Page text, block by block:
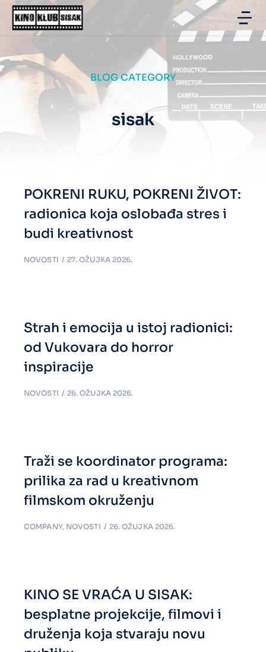
BLOG CATEGORY
sisak
POKRENI RUKU, POKRENI ŽIVOT:
radionica koja oslobađa stres i
budi kreativnost
NOVOSTI 27. OŽUJKA 2026.
Strah i emocija u istoj radionici:
od Vukovara do horror
inspiracije
NOVOSTI 26. OŽUJKA 2026.
Traži se koordinator programa:
prilika za rad u kreativnom
filmskom okruženju
COMPANY, NOVOSTI 26. OŽUJKA 2026.
KINO SE VRAĆA U SISAK:
besplatne projekcije, filmovi i
druženja koja stvaraju novu